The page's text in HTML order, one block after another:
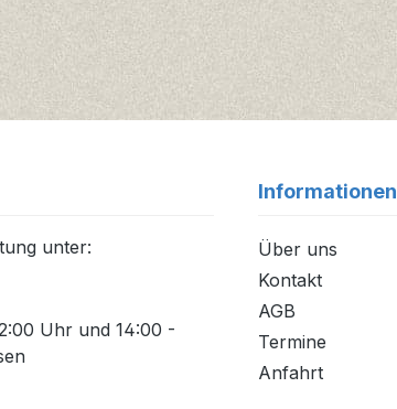
unter:
Uhr und 14:00 -
Informationen
Über uns
Kontakt
AGB
Termine
Anfahrt